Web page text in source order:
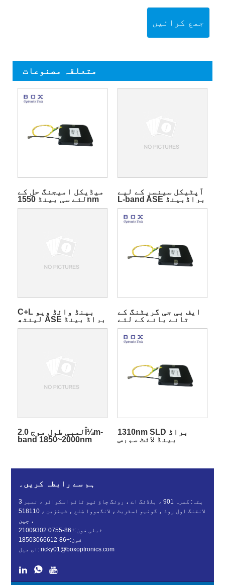
جمع کرائیں
متعلقہ مصنوعات
میڈیکل امیجنگ حل کے
لئے سی بینڈ 1550nm
ASE براڈ بینڈ لائٹ
آپٹیکل سینسر کے لیے
L-band ASE براڈبینڈ
لائٹ سورس ماڈیول
C+L بینڈ وائڈ ویو
لینتھ ASE براڈ بینڈ
لائٹ سورس ماڈیول
ایف بی جی گریٹنگ کے
تانے بانے کے لئے
1060nm ASE براڈ
بینڈ لائٹ ماخذ
لمبی طول موج 2.0Î¼m-
band 1850~2000nm
1310nm SLD براڈ
بینڈ لائٹ سورس
ہم سے رابطہ کریں۔
پتہ: کمرہ 901 ، بلڈنگ اے ، رونگ چاؤ نیو ٹائم اسکوائر ، نمبر 3
لانقنگ اول روڈ ، گونہو اسٹریٹ ، لانگھووا ضلع ، شینزین ، 518110
، چین
ٹیلی فون:+86-0755 21009302
فون:+86-18503066612
ای میل:ricky01@boxoptronics.com